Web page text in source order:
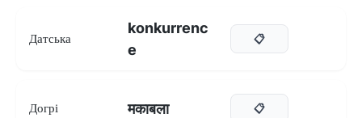
Датська
konkurrenc
e
📋
Догрі मकाबला 📋